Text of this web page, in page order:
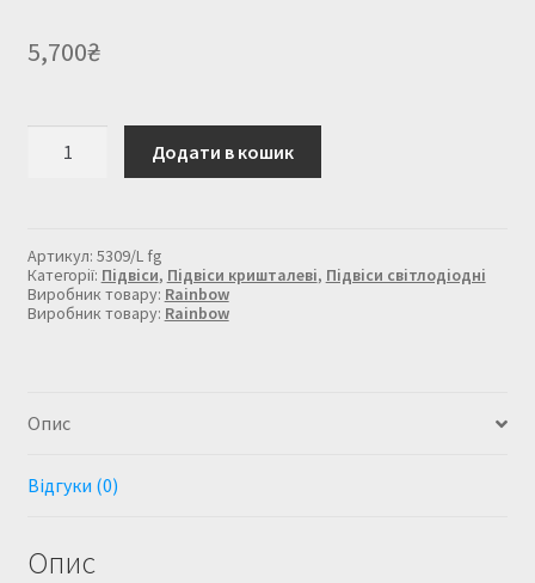
5,700₴
Кришталевий
світлодіодний
46
см
кількість
Додати в кошик
Артикул: 5309/L fg
Категорії: Підвіси, Підвіси кришталеві, Підвіси світлодіодні
Виробник товару: Rainbow
Виробник товару: Rainbow
Опис
Відгуки (0)
Опис